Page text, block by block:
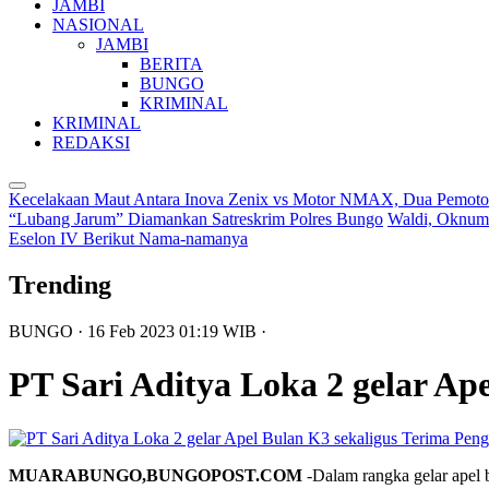
JAMBI
NASIONAL
JAMBI
BERITA
BUNGO
KRIMINAL
KRIMINAL
REDAKSI
Kecelakaan Maut Antara Inova Zenix vs Motor NMAX, Dua
“Lubang Jarum” Diamankan Satreskrim Polres Bungo Waldi,
Eselon IV Berikut Nama-namanya
Trending
BUNGO · 16 Feb 2023 01:19 WIB ·
PT Sari Aditya Loka 2 gelar
MUARABUNGO,BUNGOPOST.COM -Dalam rangka gelar